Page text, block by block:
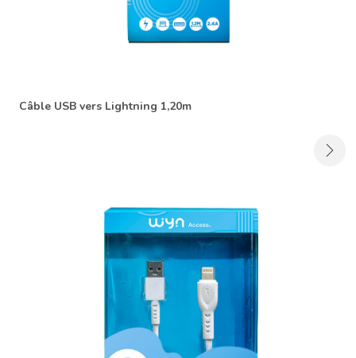
Câble USB vers Lightning 1,20m